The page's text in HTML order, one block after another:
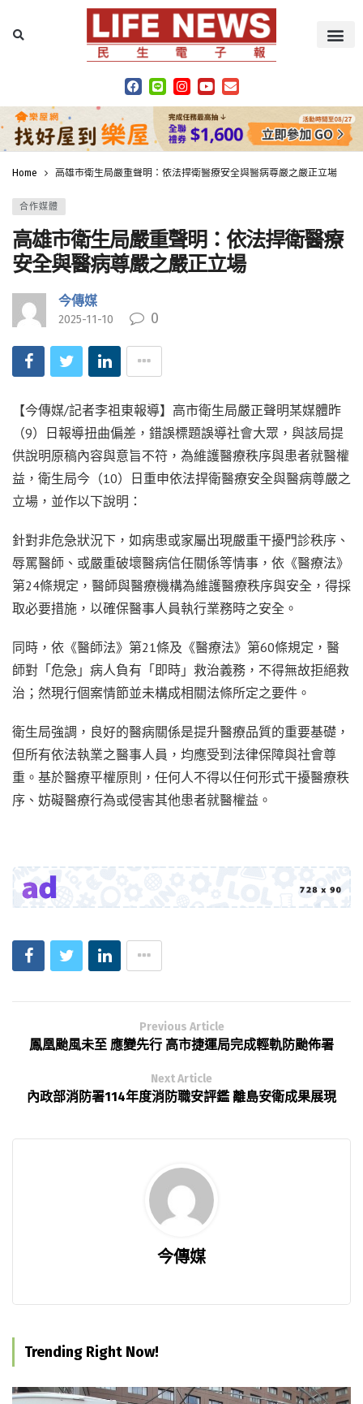
Home 高雄市衛生局嚴重聲明：依法捍衛醫療安全與醫病尊嚴之嚴正立場
合作媒體
高雄市衛生局嚴重聲明：依法捍衛醫療
安全與醫病尊嚴之嚴正立場
今傳媒
2025-11-10 0
【今傳媒/記者李祖東報導】高市衛生局嚴正聲明某媒體昨
（9）日報導扭曲偏差，錯誤標題誤導社會大眾，與該局提
供說明原稿內容與意旨不符，為維護醫療秩序與患者就醫權
益，衛生局今（10）日重申依法捍衛醫療安全與醫病尊嚴之
立場，並作以下說明：
針對非危急狀況下，如病患或家屬出現嚴重干擾門診秩序、
辱罵醫師、或嚴重破壞醫病信任關係等情事，依《醫療法》
第24條規定，醫師與醫療機構為維護醫療秩序與安全，得採
取必要措施，以確保醫事人員執行業務時之安全。
同時，依《醫師法》第21條及《醫療法》第60條規定，醫
師對「危急」病人負有「即時」救治義務，不得無故拒絕救
治；然現行個案情節並未構成相關法條所定之要件。
衛生局強調，良好的醫病關係是提升醫療品質的重要基礎，
但所有依法執業之醫事人員，均應受到法律保障與社會尊
重。基於醫療平權原則，任何人不得以任何形式干擾醫療秩
序、妨礙醫療行為或侵害其他患者就醫權益。
Previous Article
鳳凰颱風未至 應變先行 高市捷運局完成輕軌防颱佈署
Next Article
內政部消防署114年度消防職安評鑑 離島安衛成果展現
今傳媒
Trending Right Now!